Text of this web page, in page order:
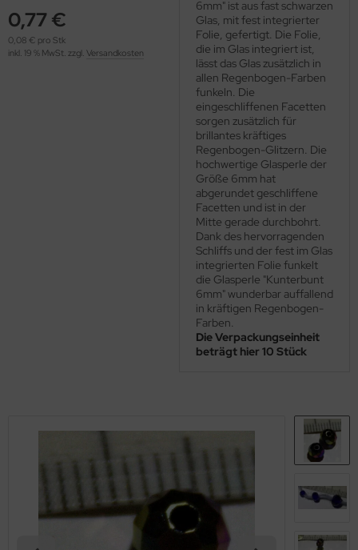
0,77 €
0,08 € pro Stk
inkl. 19 % MwSt. zzgl. Versandkosten
6mm" ist aus fast schwarzen
Glas, mit fest integrierter
Folie, gefertigt. Die Folie,
die im Glas integriert ist,
lässt das Glas zusätzlich in
allen Regenbogen-Farben
funkeln. Die
eingeschliffenen Facetten
sorgen zusätzlich für
brillantes kräftiges
Regenbogen-Glitzern. Die
hochwertige Glasperle der
Größe 6mm hat
abgerundet geschliffene
Facetten und ist in der
Mitte gerade durchbohrt.
Dank des hervorragenden
Schliffs und der fest im Glas
integrierten Folie funkelt
die Glasperle "Kunterbunt
6mm" wunderbar auffallend
in kräftigen Regenbogen-
Farben.
Die Verpackungseinheit
beträgt hier 10 Stück